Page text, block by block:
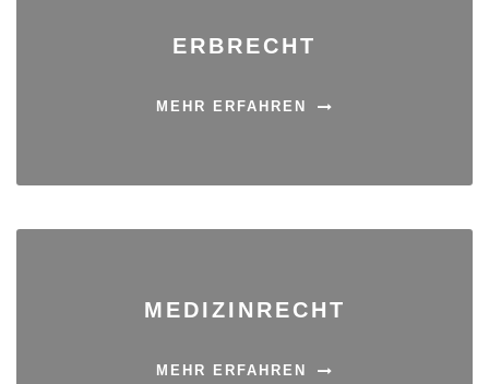
ERBRECHT
MEHR ERFAHREN
MEDIZINRECHT
MEHR ERFAHREN